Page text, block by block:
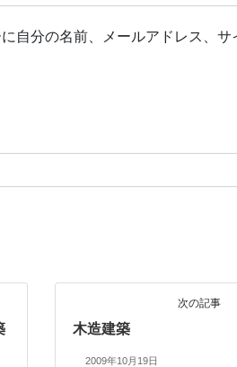
自分の名前、メールアドレス、サ
次の記事
木造建築
2009年10月19日